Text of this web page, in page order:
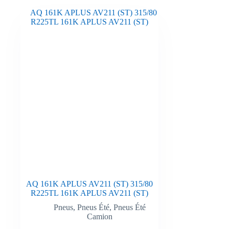
AQ 161K APLUS AV211 (ST) 315/80
R225TL 161K APLUS AV211 (ST)
Pneus, Pneus Été, Pneus Été
Camion